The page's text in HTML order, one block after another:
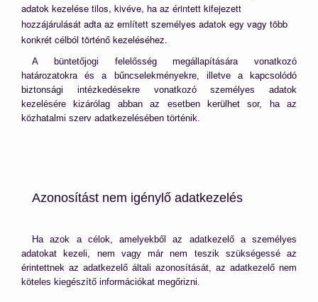
adatok kezelése tilos, kivéve, ha az érintett kifejezett
hozzájárulását adta az említett személyes adatok egy vagy több
konkrét célból történő kezeléséhez.
A büntetőjogi felelősség megállapítására vonatkozó
határozatokra és a bűncselekményekre, illetve a kapcsolódó
biztonsági intézkedésekre vonatkozó személyes adatok
kezelésére kizárólag abban az esetben kerülhet sor, ha az
közhatalmi szerv adatkezelésében történik.
Azonosítást nem igénylő adatkezelés
Ha azok a célok, amelyekből az adatkezelő a személyes
adatokat kezeli, nem vagy már nem teszik szükségessé az
érintettnek az adatkezelő általi azonosítását, az adatkezelő nem
köteles kiegészítő információkat megőrizni.